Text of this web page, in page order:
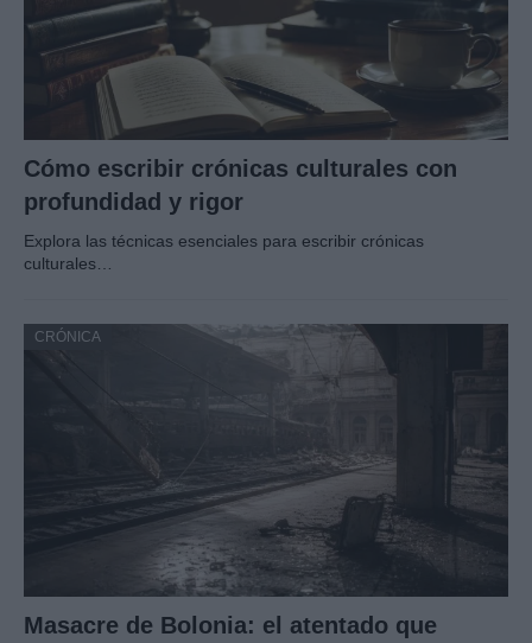
Cómo escribir crónicas culturales con
profundidad y rigor
Explora las técnicas esenciales para escribir crónicas
culturales…
CRÓNICA
Masacre de Bolonia: el atentado que